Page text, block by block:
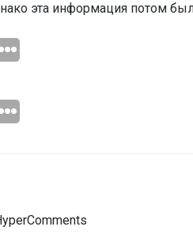
эта информация потом